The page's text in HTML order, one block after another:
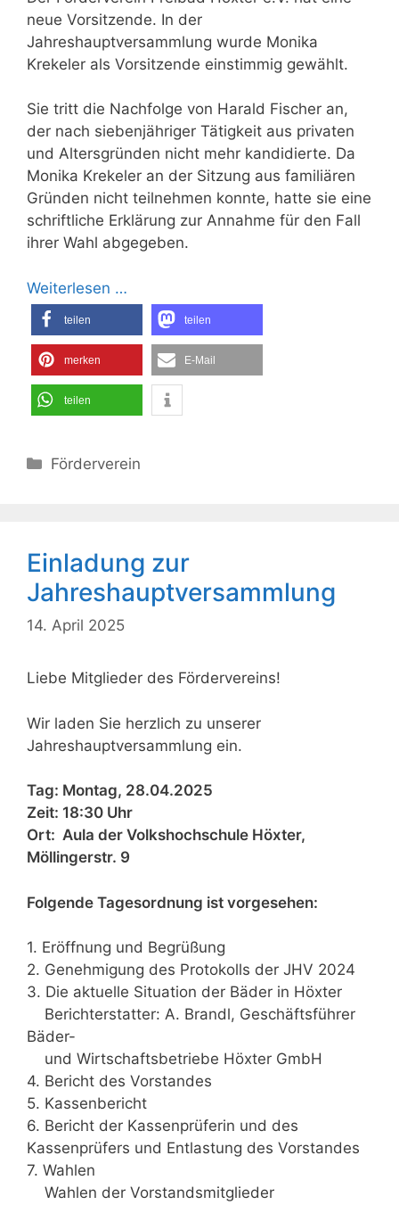
neue Vorsitzende. In der
Jahreshauptversammlung wurde Monika
Krekeler als Vorsitzende einstimmig gewählt.
Sie tritt die Nachfolge von Harald Fischer an,
der nach siebenjähriger Tätigkeit aus privaten
und Altersgründen nicht mehr kandidierte. Da
Monika Krekeler an der Sitzung aus familiären
Gründen nicht teilnehmen konnte, hatte sie eine
schriftliche Erklärung zur Annahme für den Fall
ihrer Wahl abgegeben.
Weiterlesen …
teilen teilen
merken E-Mail
teilen
Kategorien
Förderverein
Einladung zur
Jahreshauptversammlung
14. April 2025
Liebe Mitglieder des Fördervereins!
Wir laden Sie herzlich zu unserer
Jahreshauptversammlung ein.
Tag: Montag, 28.04.2025
Zeit: 18:30 Uhr
Ort: Aula der Volkshochschule Höxter,
Möllingerstr. 9
Folgende Tagesordnung ist vorgesehen:
1. Eröffnung und Begrüßung
2. Genehmigung des Protokolls der JHV 2024
3. Die aktuelle Situation der Bäder in Höxter
Berichterstatter: A. Brandl, Geschäftsführer
Bäder-
und Wirtschaftsbetriebe Höxter GmbH
4. Bericht des Vorstandes
5. Kassenbericht
6. Bericht der Kassenprüferin und des
Kassenprüfers und Entlastung des Vorstandes
7. Wahlen
Wahlen der Vorstandsmitglieder